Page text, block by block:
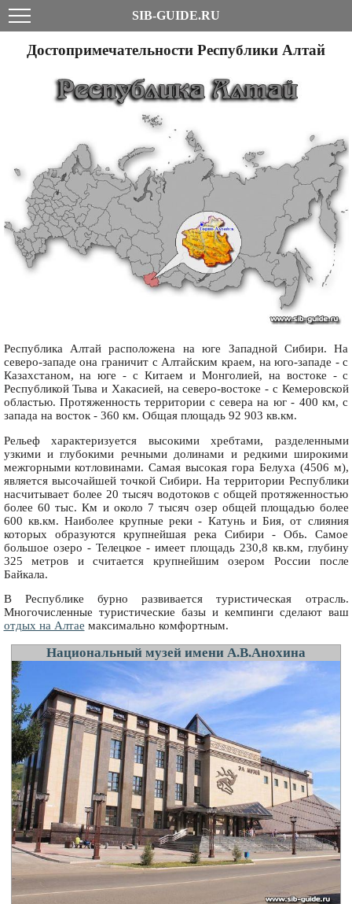
SIB-GUIDE.RU
Достопримечательности Республики Алтай
Республика Алтай расположена на юге Западной Сибири. На
северо-западе она граничит с Алтайским краем, на юго-западе - с
Казахстаном, на юге - с Китаем и Монголией, на востоке - с
Республикой Тыва и Хакасией, на северо-востоке - с Кемеровской
областью. Протяженность территории с севера на юг - 400 км, с
запада на восток - 360 км. Общая площадь 92 903 кв.км.
Рельеф характеризуется высокими хребтами, разделенными
узкими и глубокими речными долинами и редкими широкими
межгорными котловинами. Самая высокая гора Белуха (4506 м),
является высочайшей точкой Сибири. На территории Республики
насчитывает более 20 тысяч водотоков с общей протяженностью
более 60 тыс. Км и около 7 тысяч озер общей площадью более
600 кв.км. Наиболее крупные реки - Катунь и Бия, от слияния
которых образуются крупнейшая река Сибири - Обь. Самое
большое озеро - Телецкое - имеет площадь 230,8 кв.км, глубину
325 метров и считается крупнейшим озером России после
Байкала.
В Республике бурно развивается туристическая отрасль.
Многочисленные туристические базы и кемпинги сделают ваш
отдых на Алтае максимально комфортным.
Национальный музей имени А.В.Анохина